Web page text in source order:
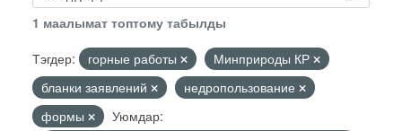
1 маалымат топтому табылды
Тэгдер:
горные работы
Минприроды КР
бланки заявлений
недропользование
формы
Уюмдар: